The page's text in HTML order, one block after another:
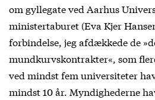
om gyllegate ved Aarhus
ministertaburet (Eva Kjer
forbindelse, jeg afdækkede de
mundkurvskontrakter«, som
ved mindst fem universiteter
mindst 10 år. Myndighederne